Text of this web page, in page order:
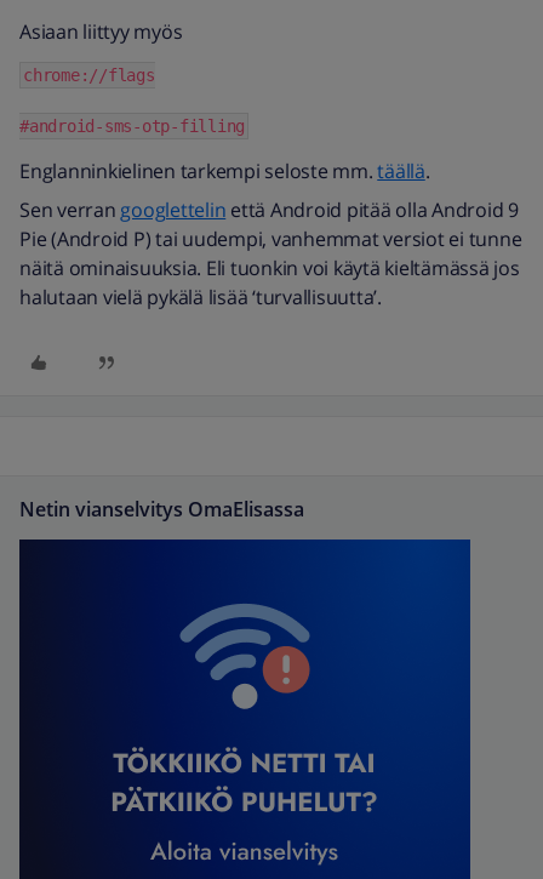
Asiaan liittyy myös
chrome://flags
#android-sms-otp-filling
Englanninkielinen tarkempi seloste mm.täällä.
Sen verran googlettelin että Android pitää olla Android 9
Pie (Android P) tai uudempi, vanhemmat versiot ei tunne
näitä ominaisuuksia. Eli tuonkin voi käytä kieltämässä jos
halutaan vielä pykälä lisää ‘turvallisuutta’.
Netin vianselvitys OmaElisassa